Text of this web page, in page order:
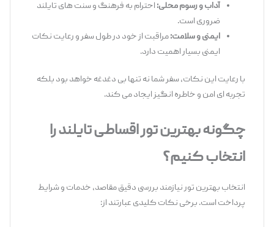
آداب و رسوم محلی:احترام به فرهنگ و سنت‌ های تایلند
ضروری است.
ایمنی و سلامت:مراقبت از خود در طول سفر و رعایت نکات
ایمنی بسیار اهمیت دارد.
با رعایت این نکات، سفر شما نه تنها بی‌ دغدغه خواهد بود بلکه
تجربه ای امن و خاطره‌ انگیز ایجاد می‌ کند.
چگونه بهترین تور اقساطی تایلند را
انتخاب کنیم؟
انتخاب بهترین تور نیازمند بررسی دقیق مقاصد، خدمات و شرایط
پرداخت است. برخی نکات کلیدی عبارتند از: